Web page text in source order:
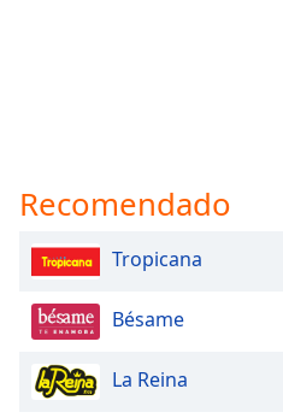
Recomendado
Tropicana
Bésame
La Reina